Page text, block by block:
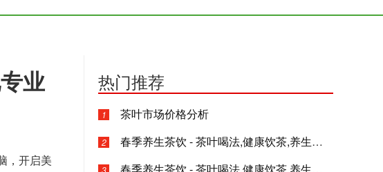
业
，开启美
热门推荐
1 茶叶市场价格分析
2 春季养生茶饮 - 茶叶喝法,健康饮茶,养生功效茶文化专业指南
3